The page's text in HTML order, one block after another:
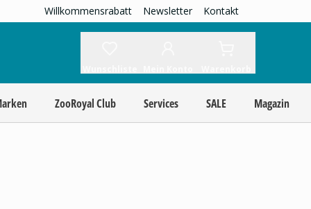
Willkommensrabatt Newsletter Kontakt
ZooRoyal Club Services SALE Magazin